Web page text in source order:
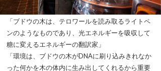
「ブドウの木は、テロワールを読み取るライトペ
ンのようなものであり、光エネルギーを吸収して
糖に変えるエネルギーの翻訳家」
「環境は、ブドウの木がDNAに刷り込みきれなか
った何かを木の体内に生み出してくれるから重要